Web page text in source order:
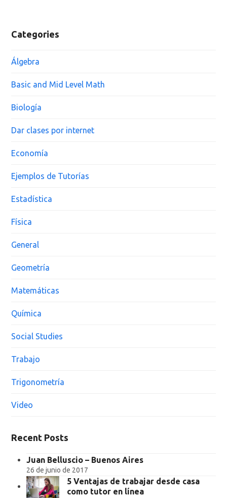
Categories
Álgebra
Basic and Mid Level Math
Biología
Dar clases por internet
Economía
Ejemplos de Tutorías
Estadística
Física
General
Geometría
Matemáticas
Química
Social Studies
Trabajo
Trigonometría
Video
Recent Posts
Juan Belluscio – Buenos Aires
26 de junio de 2017
5 Ventajas de trabajar desde casa
como tutor en línea